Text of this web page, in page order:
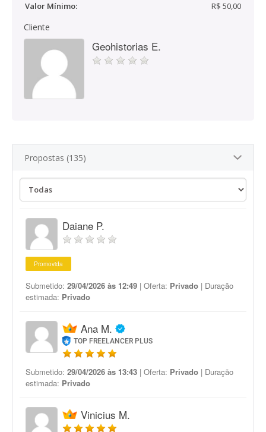
Valor Mínimo:
R$ 50,00
Cliente
Geohistorias E.
Propostas (135)
Daiane P.
Promovida
Submetido: 29/04/2026 às 12:49 | Oferta: Privado | Duração
estimada: Privado
Ana M.
TOP FREELANCER PLUS
Submetido: 29/04/2026 às 13:43 | Oferta: Privado | Duração
estimada: Privado
Vinicius M.